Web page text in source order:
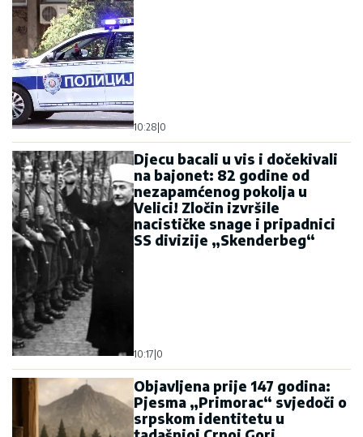
10:28|0
Djecu bacali u vis i dočekivali
na bajonet: 82 godine od
nezapamćenog pokolja u
Velici! Zločin izvršile
nacističke snage i pripadnici
SS divizije „Skenderbeg“
10:17|0
Objavljena prije 147 godina:
Pjesma „Primorac“ svjedoči o
srpskom identitetu u